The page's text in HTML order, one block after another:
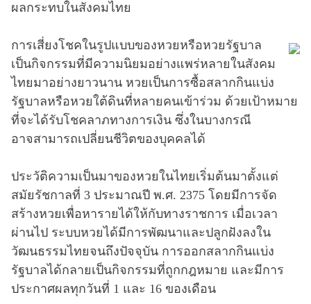
ผลกระทบในสังคมไทย
การเสี่ยงโชคในรูปแบบของหวยหรือหวยรัฐบาล
เป็นกิจกรรมที่มีความนิยมอย่างแพร่หลายในสังคม
ไทยมาอย่างยาวนาน หวยเป็นการซื้อสลากกินแบ่ง
รัฐบาลหรือหวยใต้ดินที่หลายคนเข้าร่วม ด้วยเป้าหมาย
ที่จะได้รับโชคลาภทางการเงิน ซึ่งในบางกรณี
อาจสามารถเปลี่ยนชีวิตของบุคคลได้
ประวัติความเป็นมาของหวยในไทยเริ่มต้นมาตั้งแต่
สมัยรัชกาลที่ 3 ประมาณปี พ.ศ. 2375 โดยมีการจัด
สร้างหวยเพื่อหารายได้ให้กับทางราชการ เมื่อเวลา
ผ่านไป ระบบหวยได้มีการพัฒนาและปลูกฝังลงใน
วัฒนธรรมไทยจนถึงปัจจุบัน การออกสลากกินแบ่ง
รัฐบาลได้กลายเป็นกิจกรรมที่ถูกกฎหมาย และมีการ
ประกาศผลทุกวันที่ 1 และ 16 ของเดือน